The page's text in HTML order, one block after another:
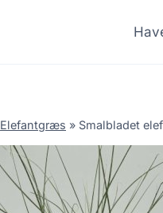
Elefantgræs » Smalbladet